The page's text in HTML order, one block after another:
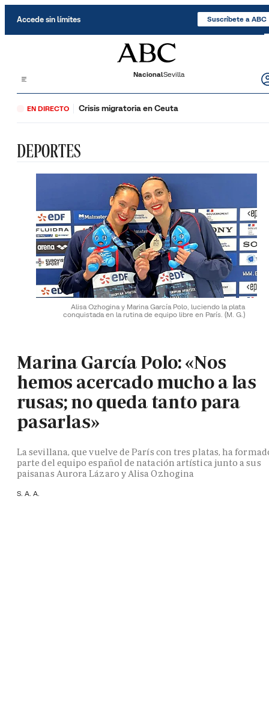
Accede sin límites Suscríbete a ABC
NacionalSevilla
EN DIRECTO Crisis migratoria en Ceuta
DEPORTES
Alisa Ozhogina y Marina García Polo, luciendo la plata
conquistada en la rutina de equipo libre en París. (M. G.)
Marina García Polo: «Nos
hemos acercado mucho a las
rusas; no queda tanto para
pasarlas»
La sevillana, que vuelve de París con tres platas, ha
parte del equipo español de natación artística junto a sus
paisanas Aurora Lázaro y Alisa Ozhogina
S. A. A.